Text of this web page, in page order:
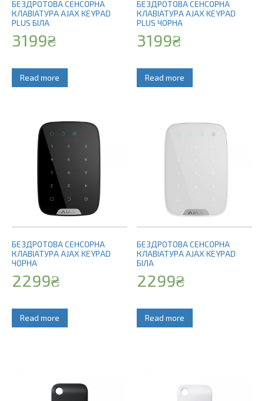
БЕЗДРОТОВА СЕНСОРНА
КЛАВІАТУРА AJAX KEYPAD
PLUS БІЛА
3199₴
Read more
БЕЗДРОТОВА СЕНСОРНА
КЛАВІАТУРА AJAX KEYPAD
PLUS ЧОРНА
3199₴
Read more
БЕЗДРОТОВА СЕНСОРНА
КЛАВІАТУРА AJAX KEYPAD
ЧОРНА
2299₴
Read more
БЕЗДРОТОВА СЕНСОРНА
КЛАВІАТУРА AJAX KEYPAD
БІЛА
2299₴
Read more